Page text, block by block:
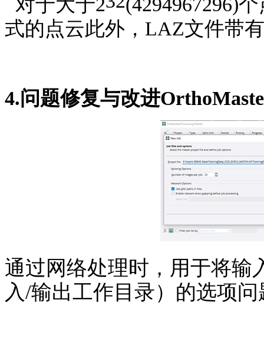
式的点云此外， LAZ文件带有
4.问题修复与改进
通过网络处理时，用于将输
入/输出工作目录）的选项